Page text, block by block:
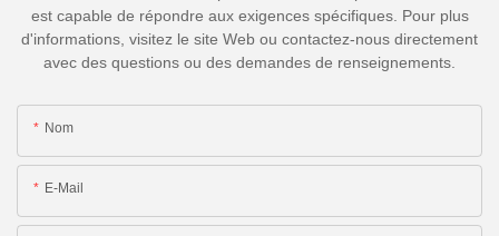
est capable de répondre aux exigences spécifiques. Pour plus
d'informations, visitez le site Web ou contactez-nous directement
avec des questions ou des demandes de renseignements.
Nom
E-Mail